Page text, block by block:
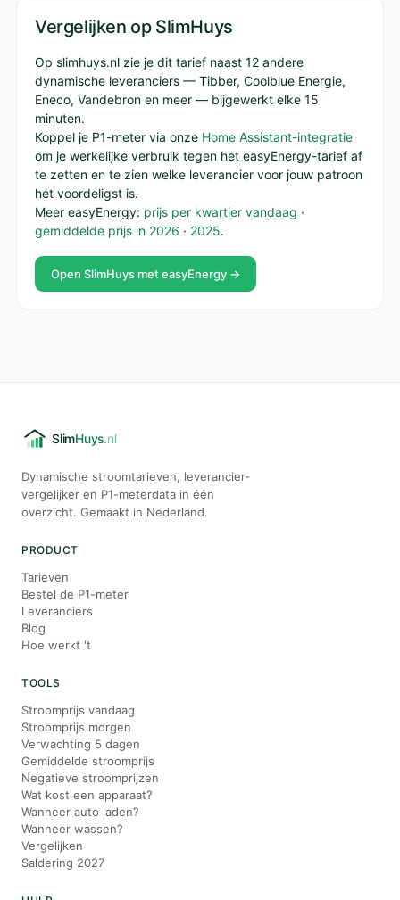
Vergelijken op SlimHuys
Op slimhuys.nl zie je dit tarief naast 12 andere
dynamische leveranciers — Tibber, Coolblue Energie,
Eneco, Vandebron en meer — bijgewerkt elke 15
minuten.
Koppel je P1-meter via onze Home Assistant-integratie
om je werkelijke verbruik tegen het easyEnergy-tarief af
te zetten en te zien welke leverancier voor jouw patroon
het voordeligst is.
Meer easyEnergy: prijs per kwartier vandaag ·
gemiddelde prijs in 2026 · 2025.
Open SlimHuys met easyEnergy →
Dynamische stroomtarieven, leverancier-
vergelijker en P1-meterdata in één
overzicht. Gemaakt in Nederland.
PRODUCT
Tarieven
Bestel de P1-meter
Leveranciers
Blog
Hoe werkt 't
TOOLS
Stroomprijs vandaag
Stroomprijs morgen
Verwachting 5 dagen
Gemiddelde stroomprijs
Negatieve stroomprijzen
Wat kost een apparaat?
Wanneer auto laden?
Wanneer wassen?
Vergelijken
Saldering 2027